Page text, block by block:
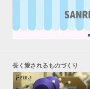
長く愛されるものづくり